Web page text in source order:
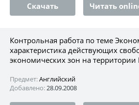
Скачать Читать
Контрольная работа по теме
характеристика действующих
экономических зон на
Предмет:Английский
Добавлено:28.09.2008